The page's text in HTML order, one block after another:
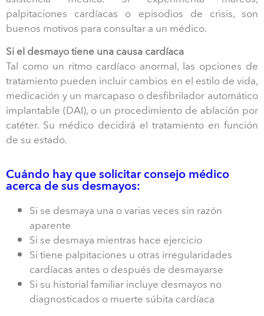
palpitaciones cardíacas o episodios de crisis, son
buenos motivos para consultar a un médico.
Si el desmayo tiene una causa cardíaca
Tal como un ritmo cardíaco anormal, las opciones de
tratamiento pueden incluir cambios en el estilo de vida,
medicación y un marcapaso o desfibrilador automático
implantable (DAI), o un procedimiento de ablación por
catéter. Su médico decidirá el tratamiento en función
de su estado.
Cuándo hay que solicitar consejo médico
acerca de sus desmayos:
Si se desmaya una o varias veces sin razón
aparente
Si se desmaya mientras hace ejercicio
Si tiene palpitaciones u otras irregularidades
cardíacas antes o después de desmayarse
Si su historial familiar incluye desmayos no
diagnosticados o muerte súbita cardíaca